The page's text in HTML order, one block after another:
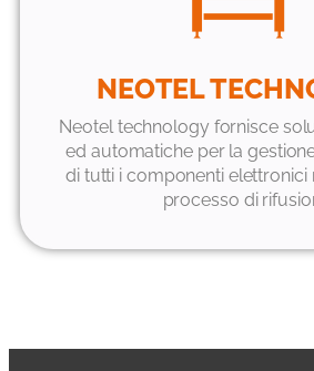
NEOTEL
Neotel technology fornisce
ed automatiche per la
di tutti i componenti elettronici
processo di